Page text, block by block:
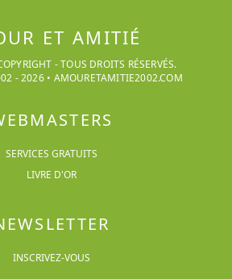
ET AMITIÉ
- TOUS DROITS RÉSERVÉS.
-2026• AMOURETAMITIE2002.COM
SERVICES GRATUITS
LIVRE D'OR
INSCRIVEZ-VOUS